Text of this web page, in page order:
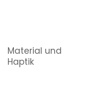
Material und
Haptik